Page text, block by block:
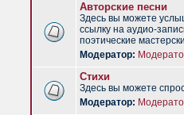
Авторские песни
Здесь вы можете
ссылку на аудио-
поэтические
Модератор:
Стихи
Здесь вы можете
Модератор: